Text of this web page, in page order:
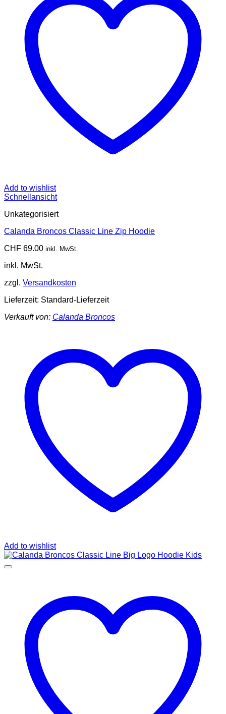
Add to wishlist
Schnellansicht
Unkategorisiert
Calanda Broncos Classic Line Zip Hoodie
CHF 69.00 inkl. MwSt.
inkl. MwSt.
zzgl. Versandkosten
Lieferzeit: Standard-Lieferzeit
Verkauft von: Calanda Broncos
Add to wishlist